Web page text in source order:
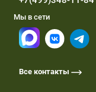
Мы в сети
Все контакты